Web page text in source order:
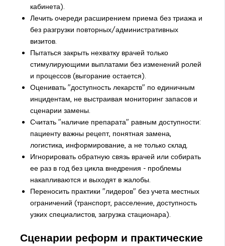
кабинета).
Лечить очереди расширением приема без триажа и
без разгрузки повторных/административных
визитов.
Пытаться закрыть нехватку врачей только
стимулирующими выплатами без изменений ролей
и процессов (выгорание остается).
Оценивать "доступность лекарств" по единичным
инцидентам, не выстраивая мониторинг запасов и
сценарии замены.
Считать "наличие препарата" равным доступности:
пациенту важны рецепт, понятная замена,
логистика, информирование, а не только склад.
Игнорировать обратную связь врачей или собирать
ее раз в год без цикла внедрения - проблемы
накапливаются и выходят в жалобы.
Переносить практики "лидеров" без учета местных
ограничений (транспорт, расселение, доступность
узких специалистов, загрузка стационара).
Сценарии реформ и практические